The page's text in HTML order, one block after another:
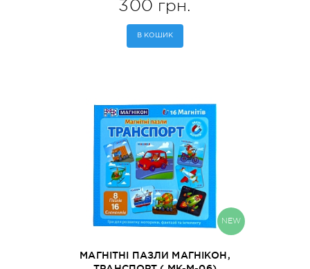
300 грн.
В КОШИК
NEW
МАГНІТНІ ПАЗЛИ МАГНІКОН,